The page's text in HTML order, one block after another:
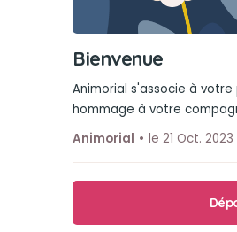
Bienvenue
Animorial s'associe à
hommage à votre
Animorial
le 21 Oct. 2023